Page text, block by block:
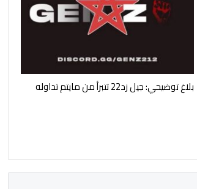
بلاغ توضيحي: جيل زد22 تتبرأ من مايتم تداوله